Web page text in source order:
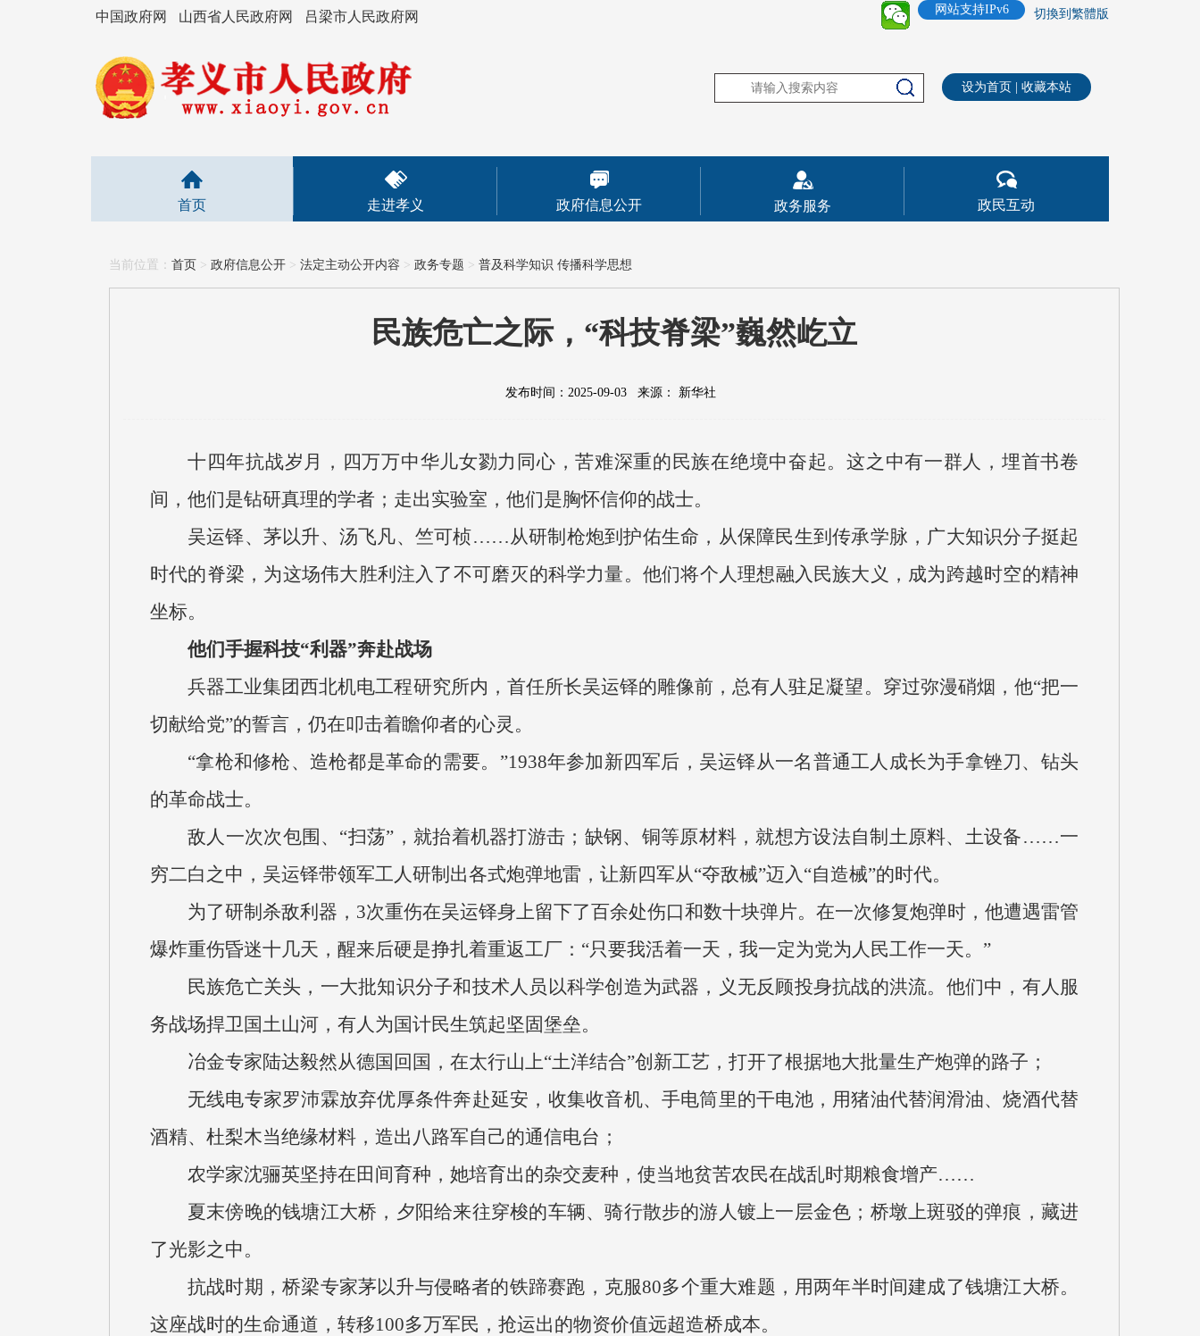
中国政府网 山西省人民政府网 吕梁市人民政府网 切換到繁體版
网站支持IPv6
设为首页 收藏本站
首页 走进孝义 政府信息公开 政务服务 政民互动
当前位置： 首页 > 政府信息公开 > 法定主动公开内容 > 政务专题 > 普及科学知识 传播科学思想
民族危亡之际，“科技脊梁”巍然屹立
发布时间：2025-09-03 来源： 新华社
十四年抗战岁月，四万万中华儿女勠力同心，苦难深重的民族在绝境中奋起。这之中有一群人，埋首书卷
间，他们是钻研真理的学者；走出实验室，他们是胸怀信仰的战士。
吴运铎、茅以升、汤飞凡、竺可桢……从研制枪炮到护佑生命，从保障民生到传承学脉，广大知识分子挺起
时代的脊梁，为这场伟大胜利注入了不可磨灭的科学力量。他们将个人理想融入民族大义，成为跨越时空的精神
坐标。
他们手握科技“利器”奔赴战场
兵器工业集团西北机电工程研究所内，首任所长吴运铎的雕像前，总有人驻足凝望。穿过弥漫硝烟，他“把一
切献给党”的誓言，仍在叩击着瞻仰者的心灵。
“拿枪和修枪、造枪都是革命的需要。”1938年参加新四军后，吴运铎从一名普通工人成长为手拿锉刀、钻头
的革命战士。
敌人一次次包围、“扫荡”，就抬着机器打游击；缺钢、铜等原材料，就想方设法自制土原料、土设备……一
穷二白之中，吴运铎带领军工人研制出各式炮弹地雷，让新四军从“夺敌械”迈入“自造械”的时代。
为了研制杀敌利器，3次重伤在吴运铎身上留下了百余处伤口和数十块弹片。在一次修复炮弹时，他遭遇雷管
爆炸重伤昏迷十几天，醒来后硬是挣扎着重返工厂：“只要我活着一天，我一定为党为人民工作一天。”
民族危亡关头，一大批知识分子和技术人员以科学创造为武器，义无反顾投身抗战的洪流。他们中，有人服
务战场捍卫国土山河，有人为国计民生筑起坚固堡垒。
冶金专家陆达毅然从德国回国，在太行山上“土洋结合”创新工艺，打开了根据地大批量生产炮弹的路子；
无线电专家罗沛霖放弃优厚条件奔赴延安，收集收音机、手电筒里的干电池，用猪油代替润滑油、烧酒代替
酒精、杜梨木当绝缘材料，造出八路军自己的通信电台；
农学家沈骊英坚持在田间育种，她培育出的杂交麦种，使当地贫苦农民在战乱时期粮食增产……
夏末傍晚的钱塘江大桥，夕阳给来往穿梭的车辆、骑行散步的游人镀上一层金色；桥墩上斑驳的弹痕，藏进
了光影之中。
抗战时期，桥梁专家茅以升与侵略者的铁蹄赛跑，克服80多个重大难题，用两年半时间建成了钱塘江大桥。
这座战时的生命通道，转移100多万军民，抢运出的物资价值远超造桥成本。